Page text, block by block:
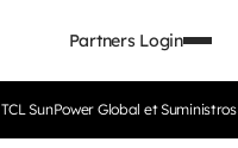
Partners Login
TCL SunPower Global et